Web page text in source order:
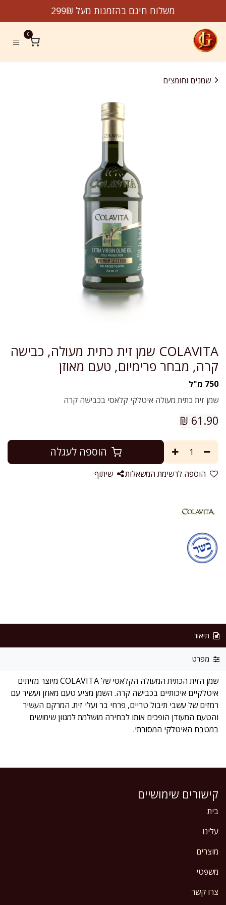
משלוח חינם בהזמנות מעל 299₪
0
שמנים וחומצים
COLAVITA שמן זית כתית מעולה, כבישה
קרה, מבחר פרימיום, טעם מאוזן
750 מ"ל
שמן זית כתית מעולה איטלקי קלאסי בכבישה קרה
61.90
₪
הוספה לעגלה
הוספה לרשימת המשאלות שיתוף
תיאור
מפרט
שמן הזית הכתית המעולה הקלאסי של COLAVITA מיוצר מזיתים
איטלקיים איכותיים בכבישה קרה. השמן מציע טעם מאוזן ועשיר עם
רמזים של עשבי תיבול טריים, פרחי בר ועלי זית. המרקם העשיר
והטעם המעודן הופכים אותו לבחירה מושלמת למגוון שימושים
במטבח האיטלקי המסורתי.
קישורים שימושיים
בית
עלינו
מוצרים
משפטי
צרו קשר